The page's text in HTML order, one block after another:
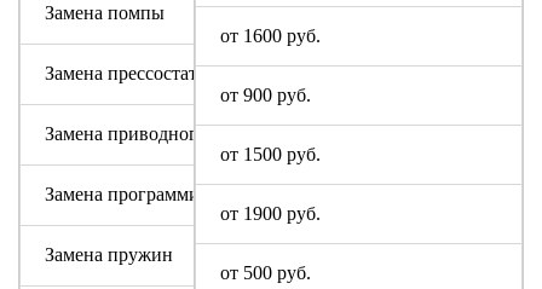
от 1600 руб.
от 900 руб.
от 1500 руб.
от 1900 руб.
от 500 руб.
Замена помпы
Замена прессостата (датчика уровня)
Замена приводного ремня ГАЛАТЕЦ
Замена программируемого модуля на новый
Замена пружин